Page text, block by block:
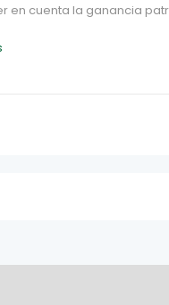
cuenta la ganancia